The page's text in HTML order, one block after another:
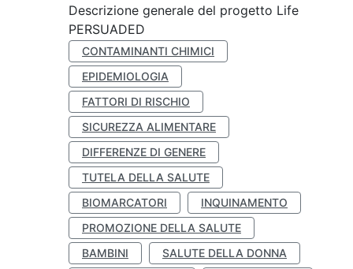
Descrizione generale del progetto Life
PERSUADED
CONTAMINANTI CHIMICI
EPIDEMIOLOGIA
FATTORI DI RISCHIO
SICUREZZA ALIMENTARE
DIFFERENZE DI GENERE
TUTELA DELLA SALUTE
BIOMARCATORI
INQUINAMENTO
PROMOZIONE DELLA SALUTE
BAMBINI
SALUTE DELLA DONNA